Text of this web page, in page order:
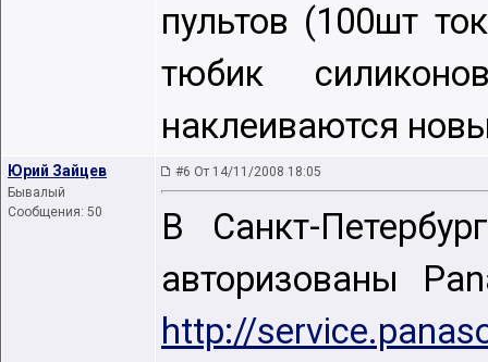
пультов (100шт
тюбик
наклеиваются
Юрий Зайцев
Бывалый
Сообщения: 50
#6 От 14/11/2008 18:05
В Санкт-
авторизованы
http://